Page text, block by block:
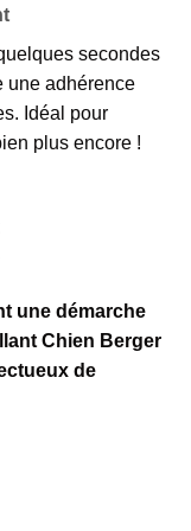
secondes
une adhérence
Idéal pour
plus encore !
une démarche
Chien Berger
de